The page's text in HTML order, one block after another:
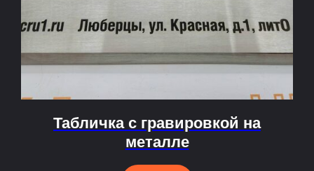
Табличка с гравировкой на
металле